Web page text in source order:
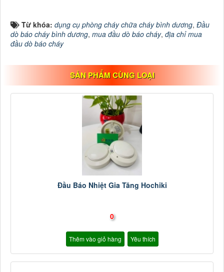
Từ khóa: dụng cụ phòng cháy chữa cháy bình dương, Đầu
dò báo cháy bình dương, mua đầu dò báo cháy, địa chỉ mua
đầu dò báo cháy
SẢN PHẨM CÙNG LOẠI
Đầu Báo Nhiệt Gia Tăng Hochiki
0
Thêm vào giỏ hàng Yêu thích